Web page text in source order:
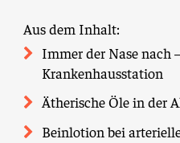
Aus dem Inhalt:
Immer der Nase nach
Krankenhausstation
Ätherische Öle in der
Beinlotion bei